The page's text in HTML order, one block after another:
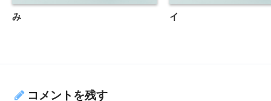
み イ
コメントを残す